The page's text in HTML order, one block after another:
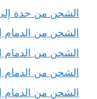
الشحن من جدة إلى
الشحن من الدمام
الشحن من الدمام
الشحن من الدمام
الشحن من الدمام